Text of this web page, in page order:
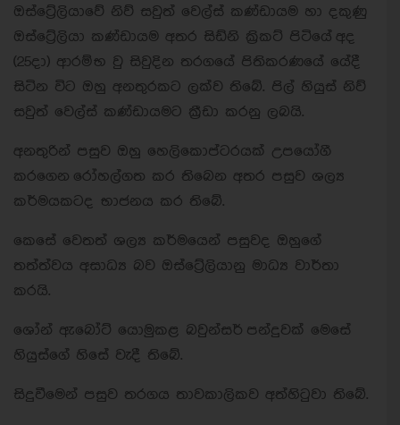
ඔස්ට්‍රේලියාවේ නිව් සවුත් වෙල්ස් කණ්ඩායම හා දකුණු
ඔස්ට්‍රේලියා කණ්ඩායම අතර සිඩ්නි ක්‍රිකට් පිටියේ අද
(25දා) ආරම්භ වු සිවුදින තරගයේ පිතිකරණයේ යේදී
සිටින විට ඔහු අනතුරකට ලක්ව තිබේ. පිල් හියුස් නිව්
සවුත් වෙල්ස් කණ්ඩායමට ක්‍රීඩා කරනු ලබයි.
අනතුරින් පසුව ඔහු හෙලිකොප්ටරයක් උපයෝගී
කරගෙන රෝහල්ගත කර තිබෙන අතර පසුව ශල්‍ය
කර්මයකටද භාජනය කර තිබේ.
කෙසේ වෙතත් ශල්‍ය කර්මයෙන් පසුවද ඔහුගේ
තත්ත්වය අසාධ්‍ය බව ඔස්ට්‍රේලියානු මාධ්‍ය වාර්තා
කරයි.
ශෝන් ඇබෝට් යොමුකළ බවුන්සර් පන්දුවක් මෙසේ
හියුස්ගේ හිසේ වැදී තිබේ.
සිදුවීමෙන් පසුව තරගය තාවකාලිකව අත්හිටුවා තිබේ.